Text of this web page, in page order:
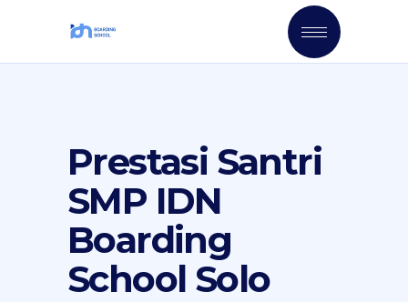
Prestasi Santri
SMP IDN
Boarding
School Solo